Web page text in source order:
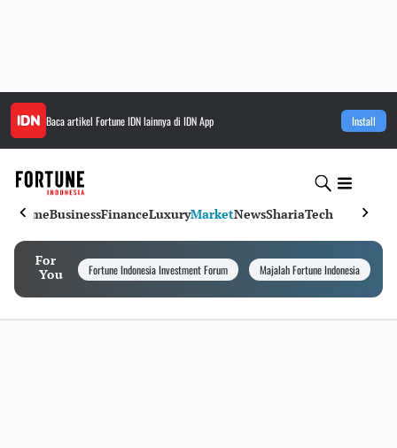
Baca artikel Fortune IDNlainnya di IDN App Install
HomeBusinessFinanceLuxuryMarketNewsShariaTech
For
You
Fortune Indonesia Investment Forum Majalah Fortune Indonesia